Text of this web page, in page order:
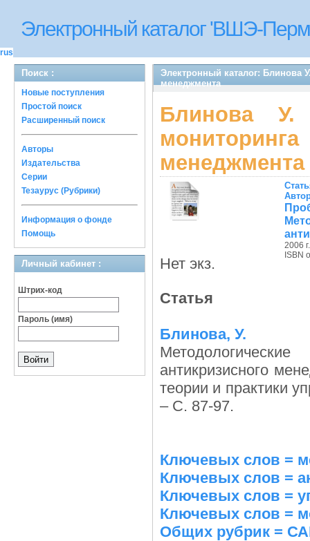
Электронный каталог 'ВШЭ-
rus
Поиск :
Новые поступления
Простой поиск
Расширенный поиск
Авторы
Издательства
Серии
Тезаурус (Рубрики)
Информация о фонде
Помощь
Личный кабинет :
Штрих-код
Пароль (имя)
Электронный каталог: Блинова
менеджмента
Блинова У.
менеджмента
Нет экз.
2006 г.
ISBN
Статья
Блинова, У.
антикризисного
теории и практики
– С. 87-97.
Ключевых слов =
Ключевых слов =
Ключевых слов =
Ключевых слов =
Общих рубрик =